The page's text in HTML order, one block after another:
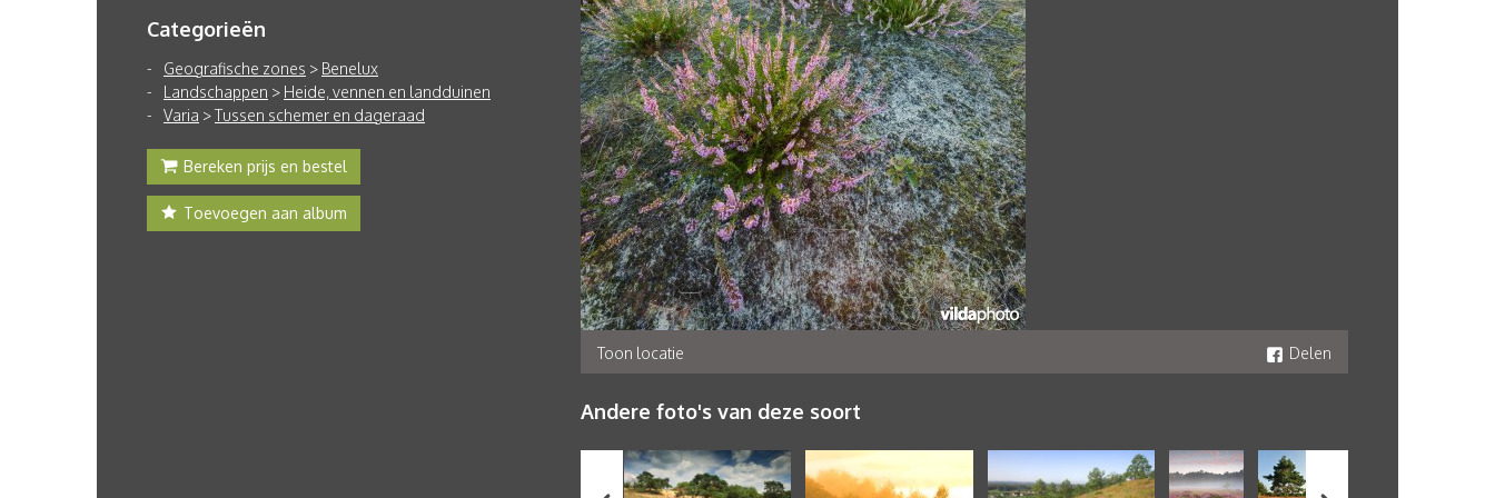
Categorieën
Geografische zones > Benelux
Landschappen > Heide, vennen en landduinen
Varia >Tussen schemer en dageraad
Bereken prijs en bestel
Toevoegen aan album
Toon locatie Delen
Andere foto's van deze soort